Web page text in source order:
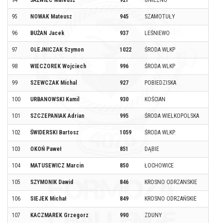
95 NOWAK Mateusz 945 SZAMOTUŁY
96 BUŻAN Jacek 937 LEŚNIEWO
97 OLEJNICZAK Szymon 1022 ŚRODA WLKP
98 WIECZOREK Wojciech 996 ŚRODA WLKP
99 SZEWCZAK Michal 927 POBIEDZISKA
100 URBANOWSKI Kamil 930 KOŚCIAN
101 SZCZEPANIAK Adrian 995 ŚRODA WIELKOPOLSKA
102 ŚWIDERSKI Bartosz 1059 ŚRODA WLKP.
103 OKOŃ Paweł 851 DĄBIE
104 MATUSEWICZ Marcin 850 ŁOCHOWICE
105 SZYMONIK Dawid 846 KROSNO ODRZANSKIE
106 SIEJEK Michał 849 KROSNO ODRZAŃSKIE
107 KACZMAREK Grzegorz 990 ZDUNY